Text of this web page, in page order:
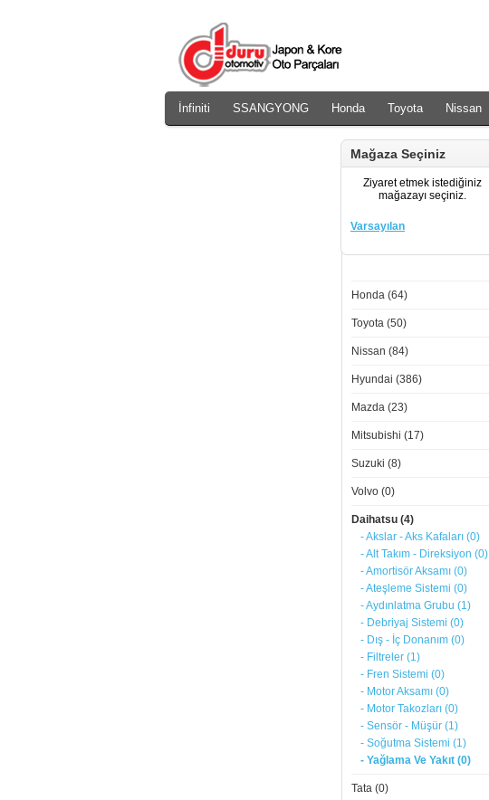
İnfiniti SSANGYONG Honda Toyota Nissan
Mağaza Seçiniz
Ziyaret etmek istediğiniz
mağazayı seçiniz.
Varsayılan
Honda (64)
Toyota (50)
Nissan (84)
Hyundai (386)
Mazda (23)
Mitsubishi (17)
Suzuki (8)
Volvo (0)
Daihatsu (4)
- Akslar - Aks Kafaları (0)
- Alt Takım - Direksiyon (0)
- Amortisör Aksamı (0)
- Ateşleme Sistemi (0)
- Aydınlatma Grubu (1)
- Debriyaj Sistemi (0)
- Dış - İç Donanım (0)
- Filtreler (1)
- Fren Sistemi (0)
- Motor Aksamı (0)
- Motor Takozları (0)
- Sensör - Müşür (1)
- Soğutma Sistemi (1)
- Yağlama Ve Yakıt (0)
Tata (0)